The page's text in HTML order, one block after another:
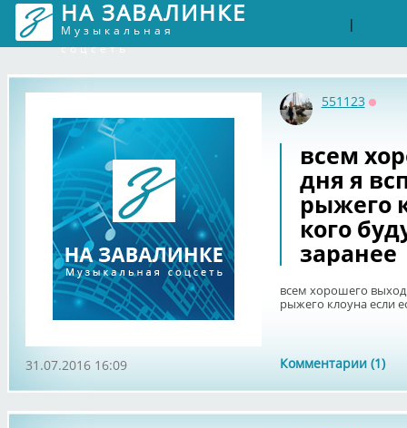
НА ЗАВАЛИНКЕ
Музыкальная
соцсеть
|
551123
всем
дня я
рыжего
кого
заранее
всем хорошего
рыжего клоуна если
Комментарии (1)
31.07.2016 16:09